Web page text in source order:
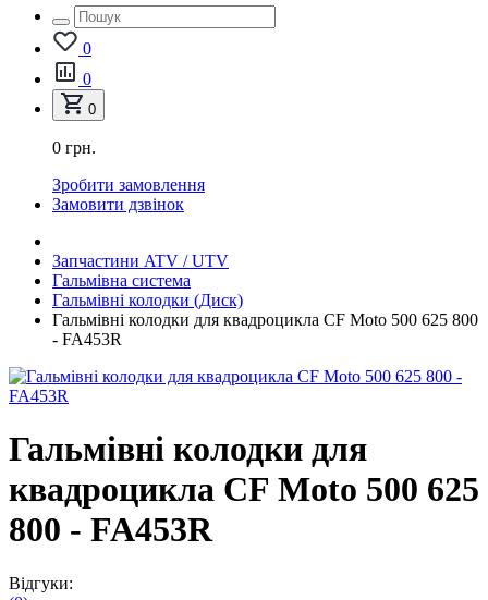
0
0
0
0 грн.
Зробити замовлення
Замовити дзвінок
Запчастини ATV / UTV
Гальмівна система
Гальмівні колодки (Диск)
Гальмівні колодки для квадроцикла CF Moto 500 625 800
- FA453R
Гальмівні колодки для
квадроцикла CF Moto 500 625
800 - FA453R
Відгуки: